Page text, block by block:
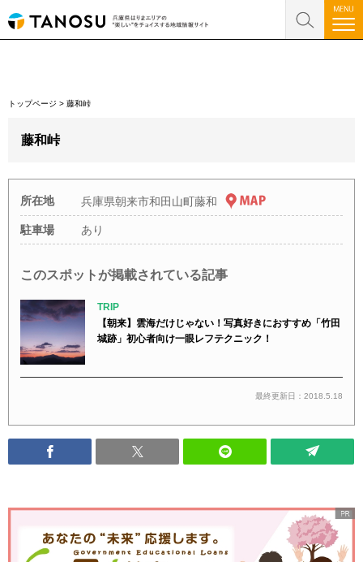
トップページ >藤和峠
藤和峠
所在地 兵庫県朝来市和田山町藤和
駐車場 あり
このスポットが掲載されている記事
TRIP
【朝来】雲海だけじゃない！写真好きにおすすめ「竹田
城跡」初心者向け一眼レフテクニック！
最終更新日：2018.5.18